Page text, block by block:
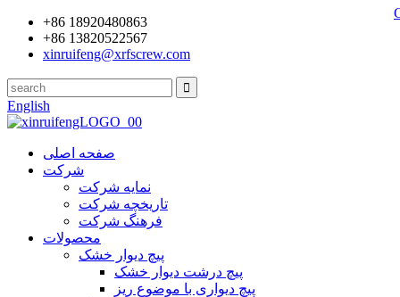
+86 18920480863
+86 13820522567
xinruifeng@xrfscrew.com
English
صفحه اصلی
شرکت
نمایه شرکت
تاریخچه شرکت
فرهنگ شرکت
محصولات
پیچ دیوار خشک
پیچ درشت دیوار خشک
پیچ دیواری با موضوع ریز